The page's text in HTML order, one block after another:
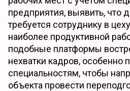
предприятия, выявить, что
требуется сотруднику в
наиболее продуктивной
подобные платформы
нехватки кадров, особенно
специальностям, чтобы
объекта провести